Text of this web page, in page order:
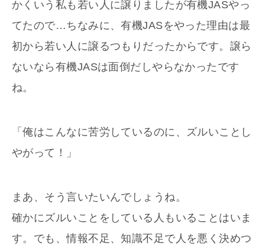
かくいう私も若い人に譲りましたが有機JASやっ
てたので…ちなみに、有機JASをやった理由は最
初から若い人に譲るつもりだったからです。譲ら
ないなら有機JASは面倒だしやらなかったです
ね。
「俺はこんなに苦労しているのに、ズルいことし
やがって！」
まあ、そう言いたいんでしょうね。
確かにズルいことをしている人もいることはいま
す。でも、情報不足、知識不足で人を悪く決めつ